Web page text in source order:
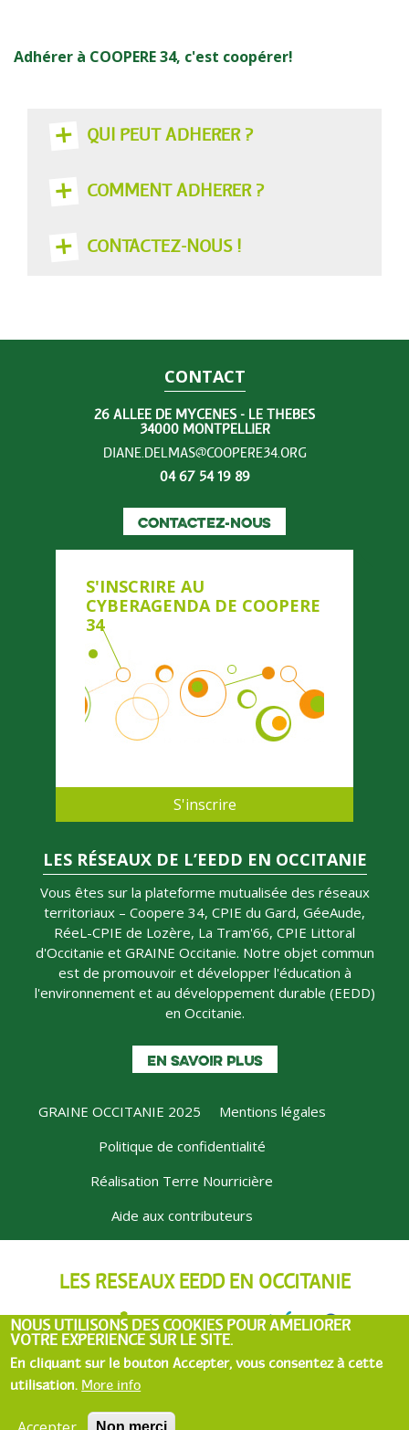
Adhérer à COOPERE 34, c'est coopérer!
QUI PEUT ADHÉRER ?
COMMENT ADHÉRER ?
CONTACTEZ-NOUS !
CONTACT
26 ALLÉE DE MYCÈNES - LE THÈBES
34000 MONTPELLIER
DIANE.DELMAS@COOPERE34.ORG
04 67 54 19 89
CONTACTEZ-NOUS
S'INSCRIRE AU
CYBERAGENDA DE COOPERE
34
S'inscrire
LES RÉSEAUX DE L’EEDD EN OCCITANIE
Vous êtes sur la plateforme mutualisée des réseaux
territoriaux – Coopere 34, CPIE du Gard, GéeAude,
RéeL-CPIE de Lozère, La Tram'66, CPIE Littoral
d'Occitanie et GRAINE Occitanie. Notre objet commun
est de promouvoir et développer l'éducation à
l'environnement et au développement durable (EEDD)
en Occitanie.
EN SAVOIR PLUS
GRAINE OCCITANIE 2025
Mentions légales
Politique de confidentialité
Réalisation Terre Nourricière
Aide aux contributeurs
LES RÉSEAUX EEDD EN OCCITANIE
NOUS UTILISONS DES COOKIES POUR AMÉLIORER
VOTRE EXPÉRIENCE SUR LE SITE.
En cliquant sur le bouton Accepter, vous consentez à cette
utilisation. More info
Non merci